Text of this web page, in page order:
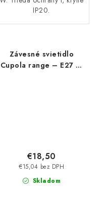
IP20.
Závesné svietidlo
Cupola range – E27 1x
Skladom
€15,04 bez DPH
€18,50